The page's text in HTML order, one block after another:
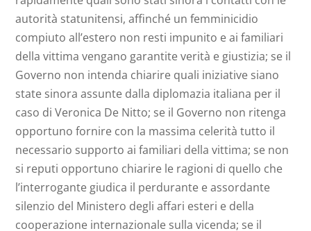
autorità statunitensi, affinché un femminicidio
compiuto all’estero non resti impunito e ai familiari
della vittima vengano garantite verità e giustizia; se il
Governo non intenda chiarire quali iniziative siano
state sinora assunte dalla diplomazia italiana per il
caso di Veronica De Nitto; se il Governo non ritenga
opportuno fornire con la massima celerità tutto il
necessario supporto ai familiari della vittima; se non
si reputi opportuno chiarire le ragioni di quello che
l’interrogante giudica il perdurante e assordante
silenzio del Ministero degli affari esteri e della
cooperazione internazionale sulla vicenda; se il